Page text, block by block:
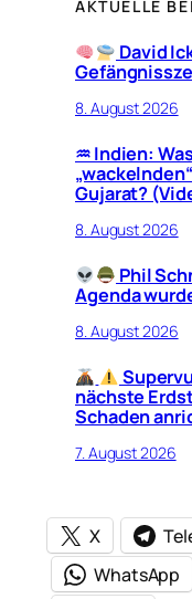
AKTUELLE
David
8. August 2026
♒︎ Indien:
Gujarat?
8. August 2026
Phil
Agenda
8. August 2026
nächste
Schaden
7. August 2026
X
WhatsApp